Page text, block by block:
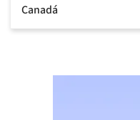
Canadá